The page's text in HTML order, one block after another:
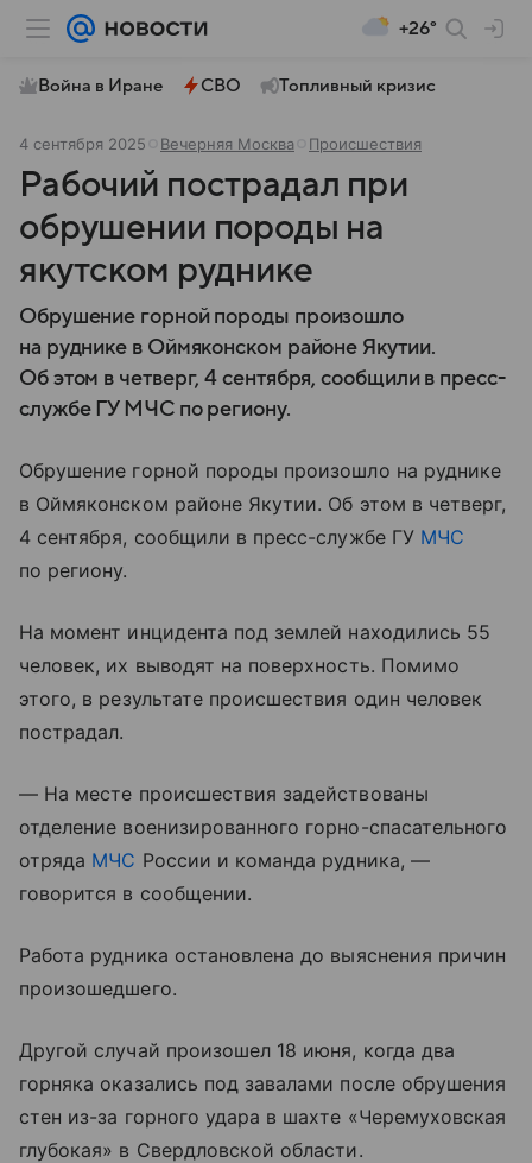
+26°
Война в Иране СВО Топливный кризис
4 сентября 2025 Вечерняя Москва Происшествия
Рабочий пострадал при
обрушении породы на
якутском руднике
Обрушение горной породы произошло
на руднике в Оймяконском районе Якутии.
Об этом в четверг, 4 сентября, сообщили в пресс-
службе ГУ МЧС по региону.
Обрушение горной породы произошло на руднике
в Оймяконском районе Якутии. Об этом в четверг,
4 сентября, сообщили в пресс-службе ГУ МЧС
по региону.
На момент инцидента под землей находились 55
человек, их выводят на поверхность. Помимо
этого, в результате происшествия один человек
пострадал.
— На месте происшествия задействованы
отделение военизированного горно-спасательного
отряда МЧС России и команда рудника, —
говорится в сообщении.
Работа рудника остановлена до выяснения причин
произошедшего.
Другой случай произошел 18 июня, когда два
горняка оказались под завалами после обрушения
стен из-за горного удара в шахте «Черемуховская
глубокая» в Свердловской области.